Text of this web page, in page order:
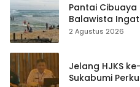
Pantai
Balawista
Waspada
2 Agustus 2026
Jelang HJKS
Sukabumi